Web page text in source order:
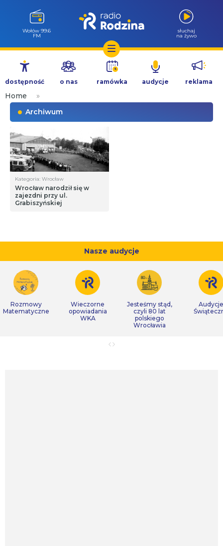
Przejdź
treści
Wołów 99.6
FM
słuchaj
na żywo
dostępność o nas ramówka audycje reklama
Home
»
Archiwum
Kategoria: Wrocław
Wrocław narodził się w
zajezdni przy ul.
Grabiszyńskiej
Nasze audycje
Rozmowy
Matematyczne
Wieczorne
opowiadania
WKA
Jesteśmy stąd,
czyli 80 lat
polskiego
Wrocławia
Audycje